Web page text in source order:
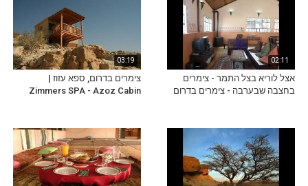
02:11
אצל לוריא בצל התמר - צימרים
בחצבה שבערבה - צימרים בדרום
03:19
צימרים בדרום, ספא עזוז |
Zimmers SPA - Azoz Cabin